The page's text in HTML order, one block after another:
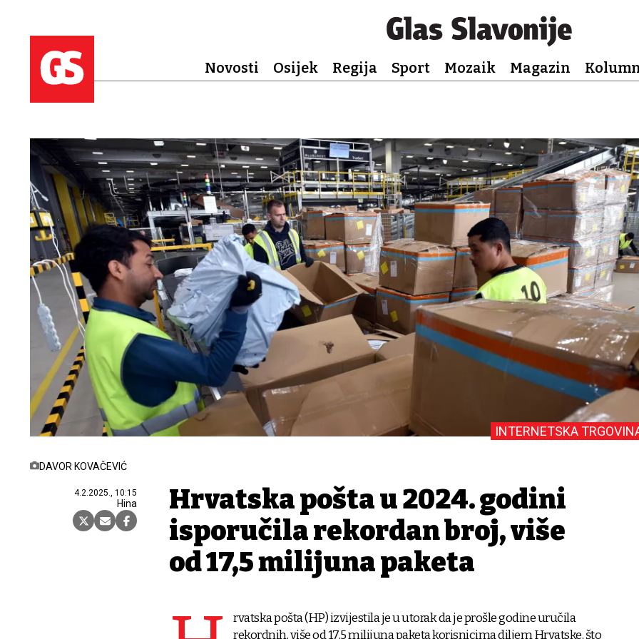
Novosti Osijek Regija Sport Mozaik Magazin
DAVOR KOVAČEVIĆ
4.2.2025., 10:15
Hina
INTERNETSKA
Hrvatska pošta u 2024. godini
isporučila rekordan broj, više
od 17,5 milijuna paketa
rvatska pošta (HP) izvijestila je u utorak da je prošle godine uručila
rekordnih, više od 17,5 milijuna paketa korisnicima diljem Hrvatske, što